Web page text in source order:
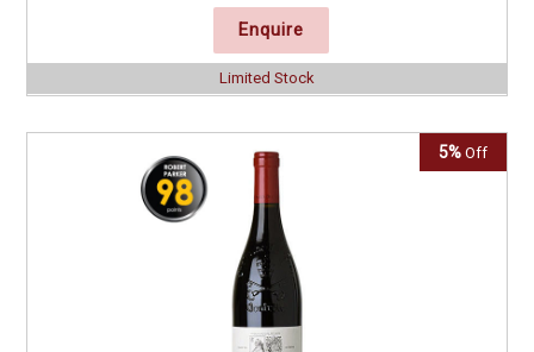
Enquire
Limited Stock
5% Off